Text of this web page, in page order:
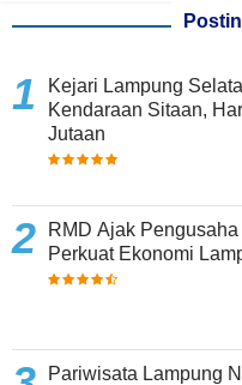
Kejari Lampung
Kendaraan Sitaan,
Jutaan
RMD Ajak
Perkuat Ekonomi
Pariwisata Lampung